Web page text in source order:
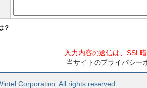
？
入力内容の送信は、SSL
当サイトのプライバシー
Corporation. All rights reserved.